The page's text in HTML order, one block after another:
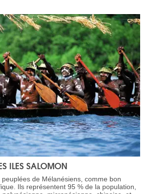
ILES SALOMON
de Mélanésiens, comme bon
Ils représentent 95 % de la population,